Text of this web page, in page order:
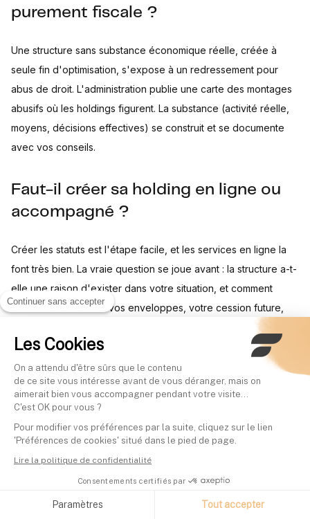
Continuer sans accepter
Les Cookies
On a attendu d'être sûrs que le contenu
de ce site vous intéresse avant de vous déranger, mais on
aimerait bien vous accompagner pendant votre visite...
C'est OK pour vous ?
Pour modifier vos préférences par la suite, cliquez sur le lien
'Préférences de cookies' situé dans le pied de page.
Lire la politique de confidentialité
Consentements certifiés par
Paramètres Tout accepter
purement fiscale ?
Une structure sans substance économique réelle, créée à
seule fin d'optimisation, s'expose à un redressement pour
abus de droit. L'administration publie une carte des montages
abusifs où les holdings figurent. La substance (activité réelle,
moyens, décisions effectives) se construit et se documente
avec vos conseils.
Faut-il créer sa holding en ligne ou
accompagné ?
Créer les statuts est l'étape facile, et les services en ligne la
font très bien. La vraie question se joue avant : la structure a-t-
elle une raison d'exister dans votre situation, et comment
s'articule-t-elle avec vos enveloppes, votre cession future,
expert-comptable, un avocat fiscaliste, et une vision
patrimoniale d'ensemble.
Sources
Légifrance, art. 145 du CGI
fille : participation d'au moins 5 %, conservation 2 ans).
Légifrance, art. 216 du CGI
(quote-part de frais et